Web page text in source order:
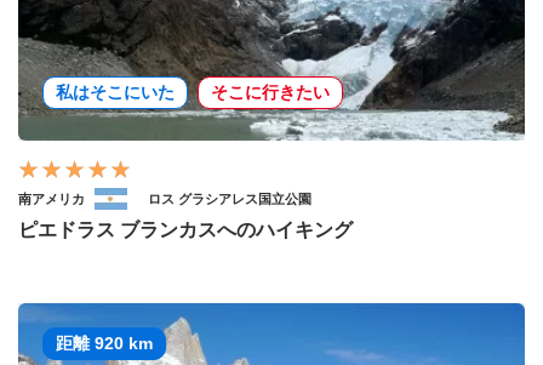
私はそこにいた そこに行きたい
南アメリカ ロス グラシアレス国立公園
ピエドラス ブランカスへのハイキング
距離 920 km